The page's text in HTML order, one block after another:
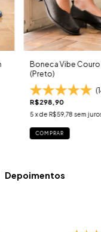
Boneca Vibe Couro
(Preto)
R$298,90
5 x de R$59,78 sem
COMPRAR
Depoimentos